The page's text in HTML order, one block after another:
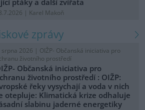
| Karel Makoň
zprávy
srpna 2026 | OIŽP- Občanská iniciativa pro
životního prostředí
Občanská iniciativa pro
životního prostředí : OIŽP:
řeky vysychají a voda v nich
otepluje: Klimatická krize odhaluje
slabinu jaderné energetiky